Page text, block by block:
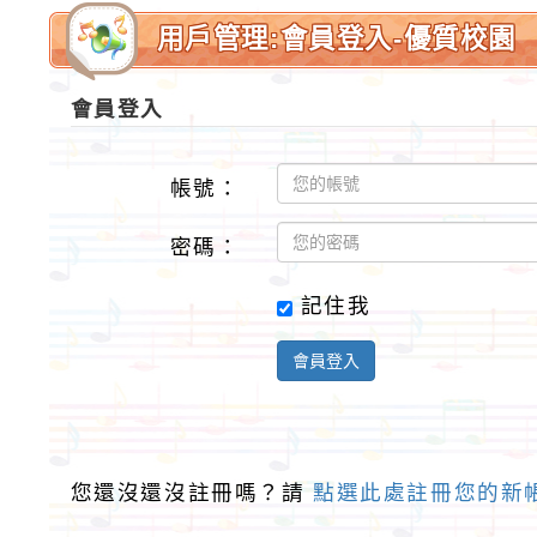
用戶管理:會員登入-優質校園
會員登入
帳號：
密碼：
記住我
會員登入
您還沒還沒註冊嗎？請 點選此處註冊您的新